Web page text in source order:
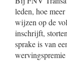
leden, hoe
wijzen op de
inschrijft,
sprake is van